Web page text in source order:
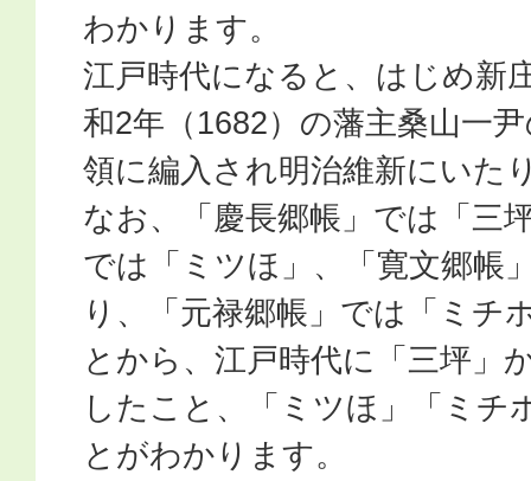
わかります。
江戸時代になると、はじめ新
和2年（1682）の藩主桑山一
領に編入され明治維新にいた
なお、「慶長郷帳」では「三
では「ミツほ」、「寛文郷帳
り、「元禄郷帳」では「ミチ
とから、江戸時代に「三坪」
したこと、「ミツほ」「ミチ
とがわかります。